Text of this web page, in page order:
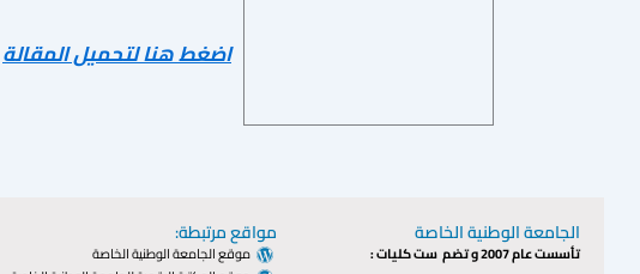
اضغط هنا لتحميل المقالة
الجامعة الوطنية الخاصة
تأسست عام 2007 و تضم ست كليات :
مواقع مرتبطة:
موقع الجامعة الوطنية الخاصة